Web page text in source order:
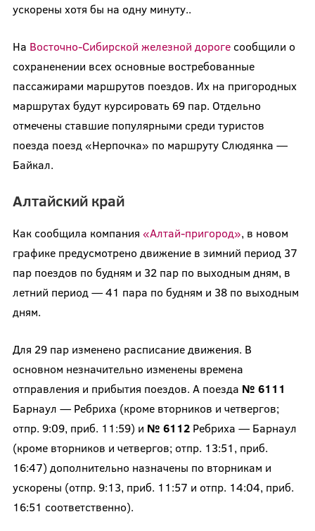
ускорены хотя бы на одну минуту..
На Восточно-Сибирской железной дорогесообщили о
сохраненении всех основные востребованные
пассажирами маршрутов поездов. Их на пригородных
маршрутах будут курсировать 69 пар. Отдельно
отмечены ставшие популярными среди туристов
поезда поезд «Нерпочка» по маршруту Слюдянка —
Байкал.
Алтайский край
Как сообщила компания «Алтай-пригород», в новом
графике предусмотрено движение в зимний период 37
пар поездов по будням и 32 пар по выходным дням, в
летний период — 41 пара по будням и 38 по выходным
дням.
Для 29 пар изменено расписание движения. В
основном незначительно изменены времена
отправления и прибытия поездов. А поезда № 6111
Барнаул — Ребриха (кроме вторников и четвергов;
отпр. 9:09, приб. 11:59) и № 6112Ребриха — Барнаул
(кроме вторников и четвергов; отпр. 13:51, приб.
16:47) дополнительно назначены по вторникам и
ускорены (отпр. 9:13, приб. 11:57 и отпр. 14:04, приб.
16:51 соответственно).